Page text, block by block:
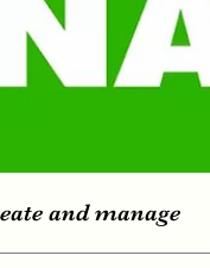
and manage